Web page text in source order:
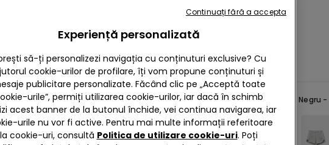
Șort de
59,90 RON
Culoare selectată:Negru -
Experiență personalizată
să-ți personalizezi navigația cu conținuturi exclusive? Cu
cookie-urilor de profilare, îți vom propune conținuturi și
publicitare personalizate. Făcând clic pe „Acceptă toate
urile”, permiți utilizarea cookie-urilor, iar dacă în schimb
acest banner de la butonul închide, vei continua navigarea, iar
urile nu vor fi active. Pentru mai multe informații referitoare
la cookie-uri, consultă Politica de utilizare cookie-uri. Poți
Continuați fără a accepta